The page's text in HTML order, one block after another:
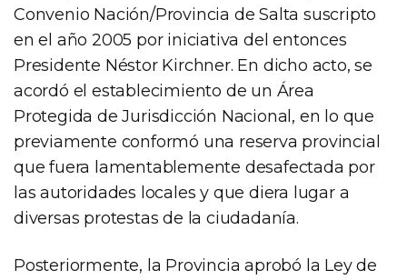
Convenio Nación/Provincia de Salta suscripto
en el año 2005 por iniciativa del entonces
Presidente Néstor Kirchner. En dicho acto, se
acordó el establecimiento de un Área
Protegida de Jurisdicción Nacional, en lo que
previamente conformó una reserva provincial
que fuera lamentablemente desafectada por
las autoridades locales y que diera lugar a
diversas protestas de la ciudadanía.
Posteriormente, la Provincia aprobó la Ley de